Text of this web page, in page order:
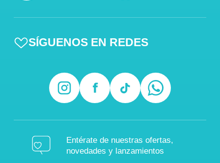
SÍGUENOS EN REDES
Entérate de nuestras ofertas,
novedades y lanzamientos